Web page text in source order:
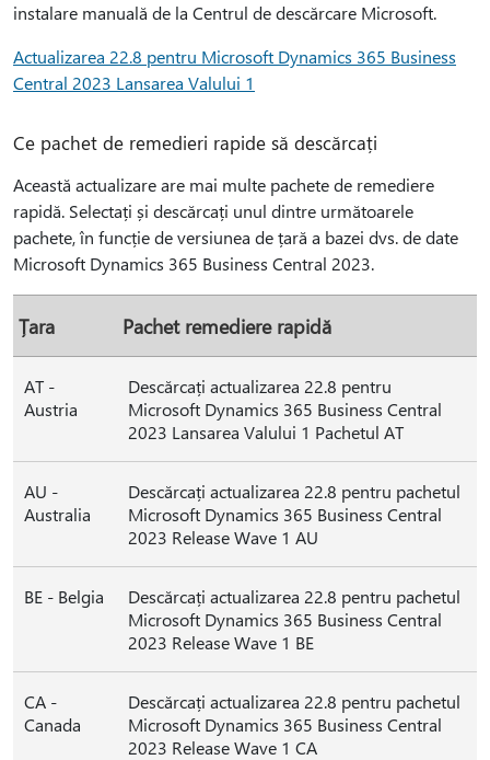
instalare manuală de la Centrul de descărcare Microsoft.
Actualizarea 22.8 pentru Microsoft Dynamics 365 Business
Central 2023 Lansarea Valului 1
Ce pachet de remedieri rapide să descărcați
Această actualizare are mai multe pachete de remediere
rapidă. Selectați și descărcați unul dintre următoarele
pachete, în funcție de versiunea de țară a bazei dvs. de date
Microsoft Dynamics 365 Business Central 2023.
Țara Pachet remediere rapidă
AT -
Austria
Descărcați actualizarea 22.8 pentru
Microsoft Dynamics 365 Business Central
2023 Lansarea Valului 1 Pachetul AT
AU -
Australia
Descărcați actualizarea 22.8 pentru pachetul
Microsoft Dynamics 365 Business Central
2023 Release Wave 1 AU
BE - Belgia
Descărcați actualizarea 22.8 pentru pachetul
Microsoft Dynamics 365 Business Central
2023 Release Wave 1 BE
CA -
Canada
Descărcați actualizarea 22.8 pentru pachetul
Microsoft Dynamics 365 Business Central
2023 Release Wave 1 CA